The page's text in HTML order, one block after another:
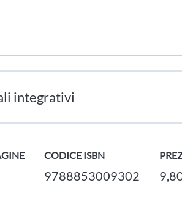
integrativi
CODICE ISBN
9788853009302